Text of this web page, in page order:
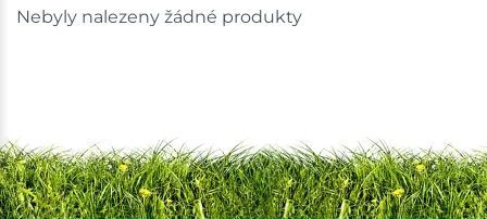
Nebyly nalezeny žádné produkty